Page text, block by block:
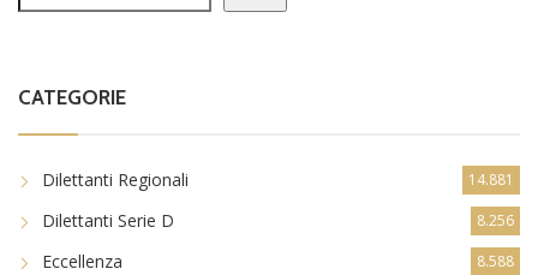
CATEGORIE
Dilettanti Regionali 14.881
Dilettanti Serie D 8.256
Eccellenza 8.588